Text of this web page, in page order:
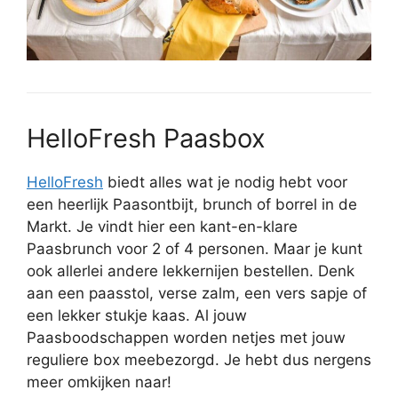
HelloFresh Paasbox
HelloFresh biedt alles wat je nodig hebt voor
een heerlijk Paasontbijt, brunch of borrel in de
Markt. Je vindt hier een kant-en-klare
Paasbrunch voor 2 of 4 personen. Maar je kunt
ook allerlei andere lekkernijen bestellen. Denk
aan een paasstol, verse zalm, een vers sapje of
een lekker stukje kaas. Al jouw
Paasboodschappen worden netjes met jouw
reguliere box meebezorgd. Je hebt dus nergens
meer omkijken naar!